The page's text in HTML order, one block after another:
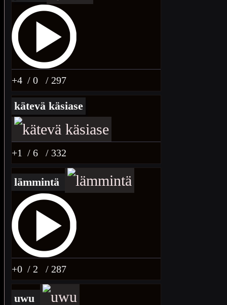
+4 / 0 / 297
kätevä käsiase
+1 / 6 / 332
lämmintä
+0 / 2 / 287
uwu